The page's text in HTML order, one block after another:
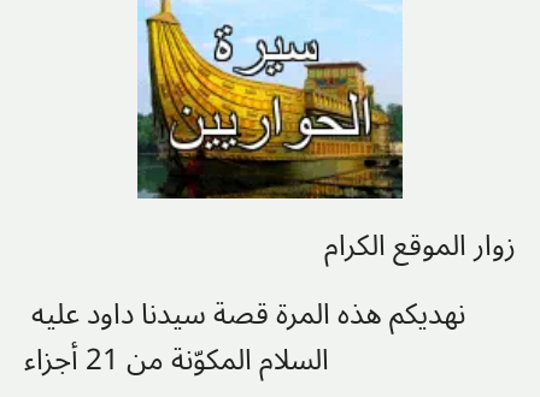
زوار الموقع الكرام
نهديكم هذه المرة قصة سيدنا داود عليه
السلام المكوّنة من 21 أجزاء